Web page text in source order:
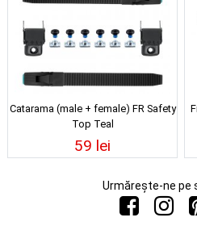
Catarama (male + female) FR Safety
Top Teal
59 lei
Urmărește-ne pe